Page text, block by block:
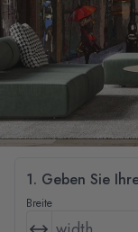
1. Geben Sie
Breite